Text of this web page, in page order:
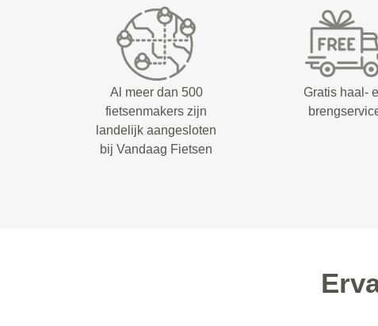
Al meer dan 500
fietsenmakers zijn
landelijk aangesloten
bij Vandaag Fietsen
Gratis haal-